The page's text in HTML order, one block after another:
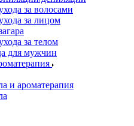
за волосами
за лицом
за телом
для мужчин
и ароматерапия